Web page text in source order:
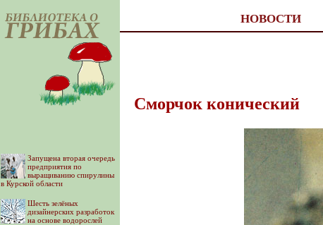
Запущена вторая очередь
предприятия по
выращиванию спирулины
в Курской области
Шесть зелёных
дизайнерских разработок
на основе водорослей
НОВОСТИ
Сморчок конический